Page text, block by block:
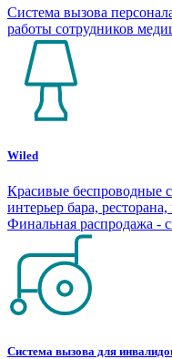
Система вызова
работы сотрудников
Wiled
Красивые беспроводные
интерьер бара,
Финальная распродажа -
Система вызова для